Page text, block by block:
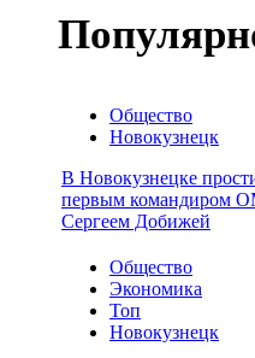
Общество
Новокузнецк
В Новокузнецке
первым командиром
Сергеем Добижей
Общество
Экономика
Топ
Новокузнецк